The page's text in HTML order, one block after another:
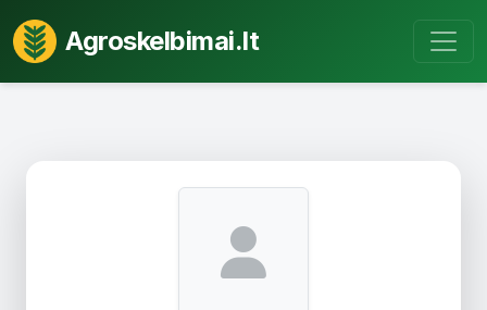
Agroskelbimai.lt